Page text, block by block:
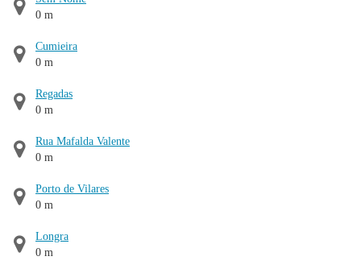
0 m
Cumieira
0 m
Regadas
0 m
Rua Mafalda Valente
0 m
Porto de Vilares
0 m
Longra
0 m